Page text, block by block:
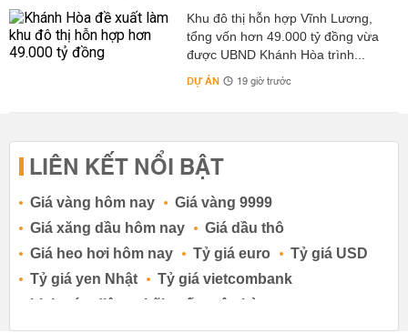
Khu đô thị hỗn hợp Vĩnh Lương,
tổng vốn hơn 49.000 tỷ đồng vừa
được UBND Khánh Hòa trình...
DỰ ÁN 19 giờ trước
LIÊN KẾT NỔI BẬT
Giá vàng hôm nay
Giá vàng 9999
Giá xăng dầu hôm nay
Giá dầu thô
Giá heo hơi hôm nay
Tỷ giá euro
Tỷ giá USD
Tỷ giá yen Nhật
Tỷ giá vietcombank
Lịch cúp điện
Lãi suất ngân hàng
Lãi suất tiết kiệm
Lãi suất tiền gửi